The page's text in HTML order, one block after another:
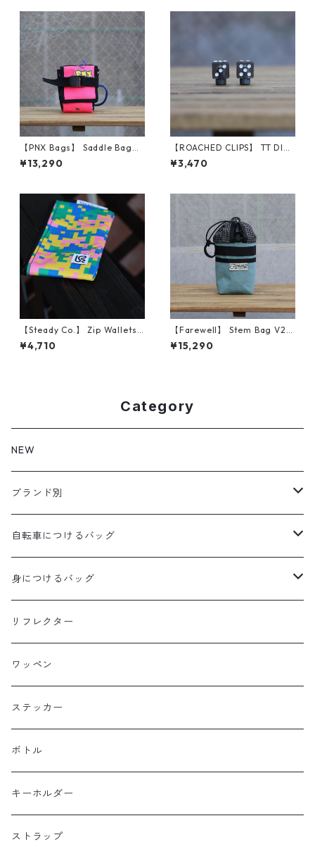
【PNX Bags】 Saddle Bag
（Pink Classic）
¥13,290
【ROACHED CLIPS】 TT DICE
(Black)
¥3,470
【Steady Co.】 Zip Wallets
(Fetti Camo, Green)
¥4,710
【Farewell】 Stem Bag V2
（Glacier Blue X11）
¥15,290
Category
NEW
ブランド別
aldr works
B3
Baby Legs Bags
Bike Friday
BOGEWORKS
Burrito House Original
CAMELCHOPS
Dripper cycle
自転車につけるバッグ
WALD 用バッグ
ハンドルバーバッグ
トップチューブバッグ
フォークバッグ
ステムバッグ
フレームバッグ
ドリンクバッグ
身につけるバッグ
ヒップバッグ
トートバッグ
サコッシュ
ポーチ・財布
バックパック
リフレクター
ワッペン
ステッカー
ボトル
キーホルダー
ストラップ